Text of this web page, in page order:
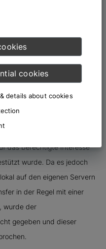
ist wohl ein aus Januar
von
Vergangenheit die
Server von Google geladen
das berechtigte Interesse
wurde. Da es jedoch
auf den eigenen Servern
in der Regel mit einer
wurde der
gegeben und dieser
cookies
details about cookies